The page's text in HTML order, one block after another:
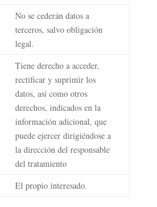
No se cederán datos a
terceros, salvo obligación
legal.
Tiene derecho a acceder,
rectificar y suprimir los
datos, así como otros
derechos, indicados en la
información adicional, que
puede ejercer dirigiéndose a
la dirección del responsable
del tratamiento
El propio interesado.